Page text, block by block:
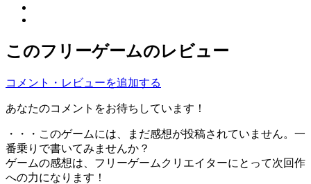
このフリーゲームのレビュー
コメント・レビューを追加する
あなたのコメントをお待ちしています！
・・・このゲームには、まだ感想が投稿されていません。一
番乗りで書いてみませんか？
ゲームの感想は、フリーゲームクリエイターにとって次回作
への力になります！